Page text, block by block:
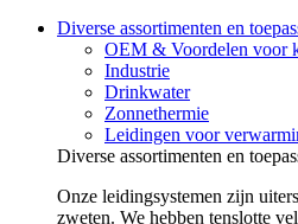
Diverse assortimenten en
OEM & Voordelen voor
Industrie
Drinkwater
Zonnethermie
Leidingen voor
Diverse assortimenten en
Onze leidingsystemen zijn
zweten. We hebben tenslotte